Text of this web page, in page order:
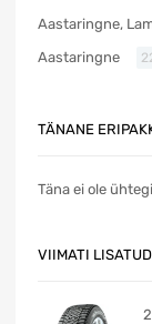
Aastaringne,
Aastaringne
TÄNANE
Täna ei ole
VIIMATI LISATUD